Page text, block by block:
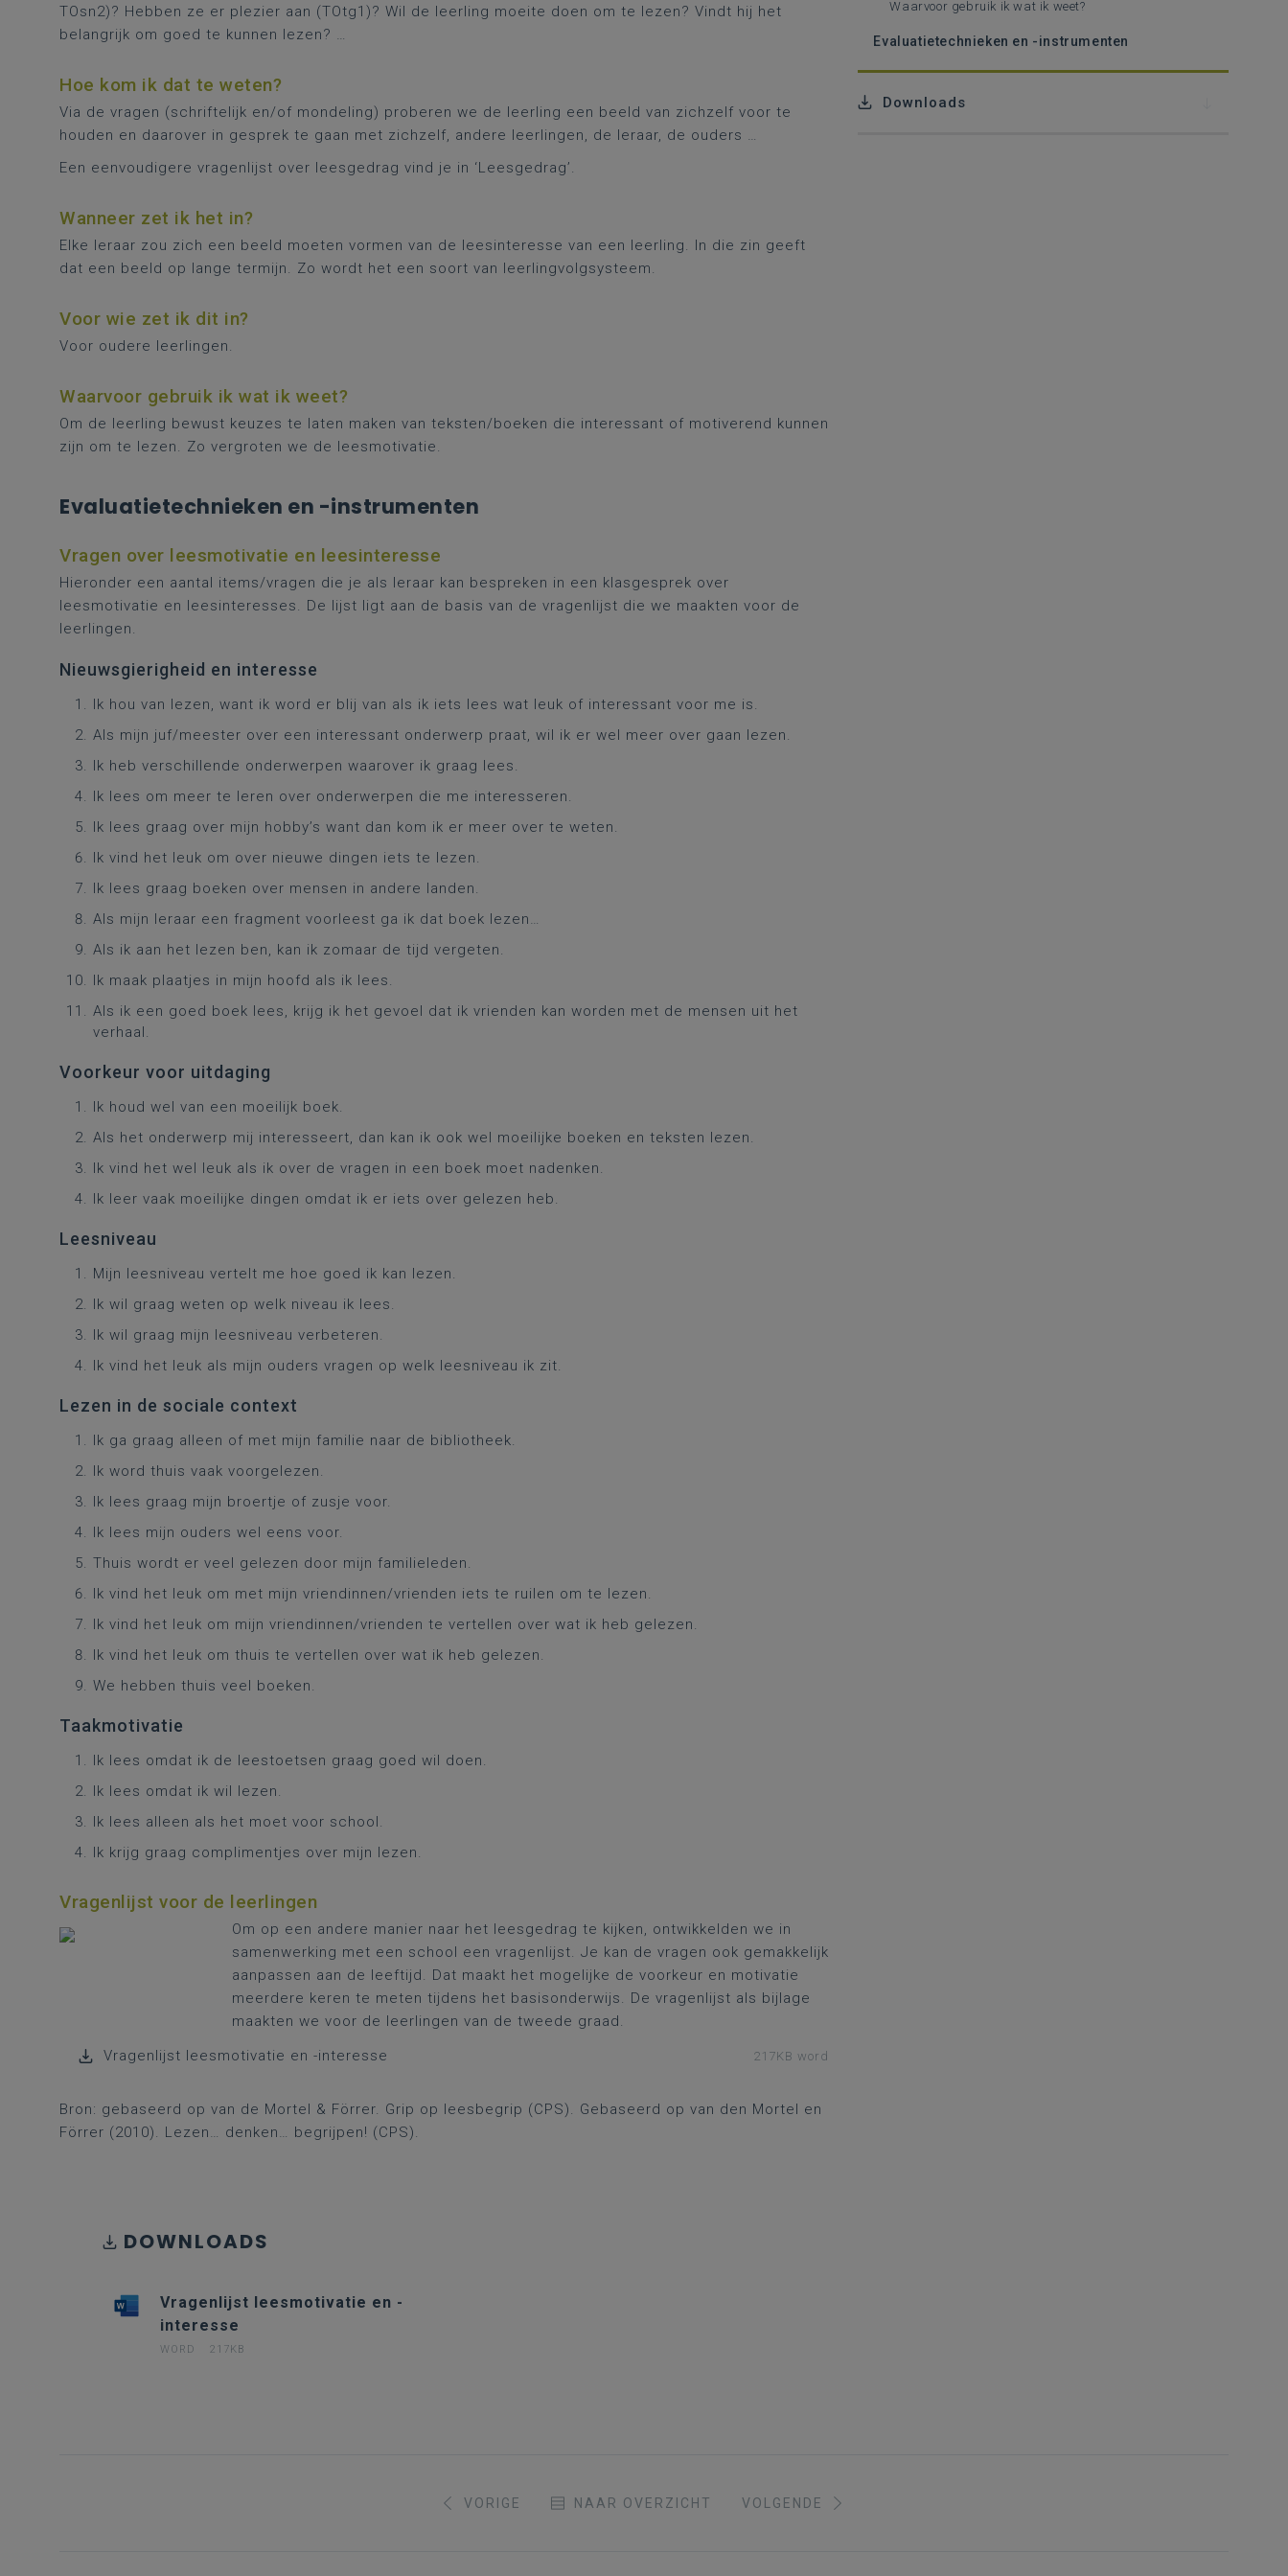
Waarvoor gebruik ik wat ik weet?
Evaluatietechnieken en -instrumenten
Downloads
TOsn2)? Hebben ze er plezier aan (TOtg1)? Wil de leerling moeite doen om te lezen? Vindt hij het
belangrijk om goed te kunnen lezen? …
Hoe kom ik dat te weten?
Via de vragen (schriftelijk en/of mondeling) proberen we de leerling een beeld van zichzelf voor te
houden en daarover in gesprek te gaan met zichzelf, andere leerlingen, de leraar, de ouders …
Een eenvoudigere vragenlijst over leesgedrag vind je in ‘Leesgedrag’.
Wanneer zet ik het in?
Elke leraar zou zich een beeld moeten vormen van de leesinteresse van een leerling. In die zin geeft
dat een beeld op lange termijn. Zo wordt het een soort van leerlingvolgsysteem.
Voor wie zet ik dit in?
Voor oudere leerlingen.
Waarvoor gebruik ik wat ik weet?
Om de leerling bewust keuzes te laten maken van teksten/boeken die interessant of motiverend kunnen
zijn om te lezen. Zo vergroten we de leesmotivatie.
Evaluatietechnieken en -instrumenten
Vragen over leesmotivatie en leesinteresse
Hieronder een aantal items/vragen die je als leraar kan bespreken in een klasgesprek over
leesmotivatie en leesinteresses. De lijst ligt aan de basis van de vragenlijst die we maakten voor de
leerlingen.
Nieuwsgierigheid en interesse
Ik hou van lezen, want ik word er blij van als ik iets lees wat leuk of interessant voor me is.
Als mijn juf/meester over een interessant onderwerp praat, wil ik er wel meer over gaan lezen.
Ik heb verschillende onderwerpen waarover ik graag lees.
Ik lees om meer te leren over onderwerpen die me interesseren.
Ik lees graag over mijn hobby’s want dan kom ik er meer over te weten.
Ik vind het leuk om over nieuwe dingen iets te lezen.
Ik lees graag boeken over mensen in andere landen.
Als mijn leraar een fragment voorleest ga ik dat boek lezen…
Als ik aan het lezen ben, kan ik zomaar de tijd vergeten.
Ik maak plaatjes in mijn hoofd als ik lees.
Als ik een goed boek lees, krijg ik het gevoel dat ik vrienden kan worden met de mensen uit het
verhaal.
Voorkeur voor uitdaging
Ik houd wel van een moeilijk boek.
Als het onderwerp mij interesseert, dan kan ik ook wel moeilijke boeken en teksten lezen.
Ik vind het wel leuk als ik over de vragen in een boek moet nadenken.
Ik leer vaak moeilijke dingen omdat ik er iets over gelezen heb.
Leesniveau
Mijn leesniveau vertelt me hoe goed ik kan lezen.
Ik wil graag weten op welk niveau ik lees.
Ik wil graag mijn leesniveau verbeteren.
Ik vind het leuk als mijn ouders vragen op welk leesniveau ik zit.
Lezen in de sociale context
Ik ga graag alleen of met mijn familie naar de bibliotheek.
Ik word thuis vaak voorgelezen.
Ik lees graag mijn broertje of zusje voor.
Ik lees mijn ouders wel eens voor.
Thuis wordt er veel gelezen door mijn familieleden.
Ik vind het leuk om met mijn vriendinnen/vrienden iets te ruilen om te lezen.
Ik vind het leuk om mijn vriendinnen/vrienden te vertellen over wat ik heb gelezen.
Ik vind het leuk om thuis te vertellen over wat ik heb gelezen.
We hebben thuis veel boeken.
Taakmotivatie
Ik lees omdat ik de leestoetsen graag goed wil doen.
Ik lees omdat ik wil lezen.
Ik lees alleen als het moet voor school.
Ik krijg graag complimentjes over mijn lezen.
Vragenlijst voor de leerlingen
Om op een andere manier naar het leesgedrag te kijken, ontwikkelden we in
samenwerking met een school een vragenlijst. Je kan de vragen ook gemakkelijk
aanpassen aan de leeftijd. Dat maakt het mogelijke de voorkeur en motivatie
meerdere keren te meten tijdens het basisonderwijs. De vragenlijst als bijlage
maakten we voor de leerlingen van de tweede graad.
Vragenlijst leesmotivatie en -interesse
217KB word
Bron: gebaseerd op van de Mortel & Förrer. Grip op leesbegrip (CPS). Gebaseerd op van den Mortel en
Förrer (2010). Lezen… denken… begrijpen! (CPS). ​​​​​
DOWNLOADS
Vragenlijst leesmotivatie en -
interesse
WORD 217KB
VORIGE NAAR OVERZICHT VOLGENDE